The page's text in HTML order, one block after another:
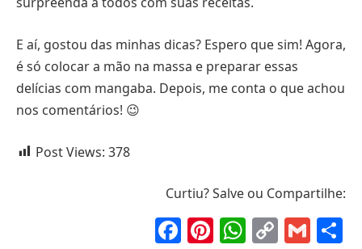
E aí, gostou das minhas dicas? Espero que sim! Agora,
é só colocar a mão na massa e preparar essas
delícias com mangaba. Depois, me conta o que achou
nos comentários! 😉
Post Views: 378
Curtiu? Salve ou Compartilhe:
Facebook
Pinterest
Copy